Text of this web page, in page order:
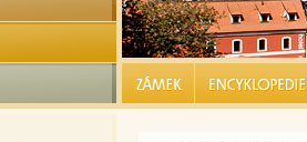
ZÁMEK | ENCYKLOPEDIE |